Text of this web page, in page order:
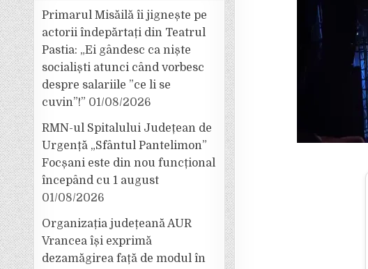
Primarul Misăilă îi jignește pe
actorii îndepărtați din Teatrul
Pastia: „Ei gândesc ca niște
socialiști atunci când vorbesc
despre salariile ”ce li se
cuvin”!” 01/08/2026
RMN-ul Spitalului Județean de
Urgență „Sfântul Pantelimon”
Focșani este din nou funcțional
începând cu 1 august
01/08/2026
Organizația județeană AUR
Vrancea își exprimă
dezamăgirea față de modul în